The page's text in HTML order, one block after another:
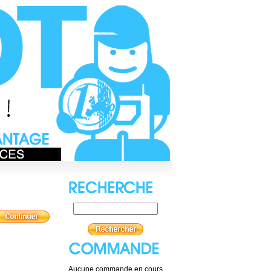
Aucune commande en cours